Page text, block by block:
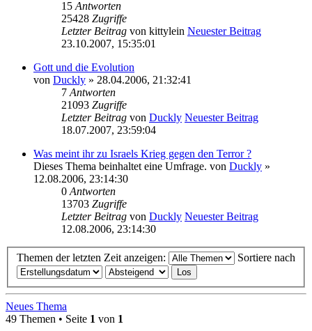
15 Antworten
25428 Zugriffe
Letzter Beitrag von kittylein Neuester Beitrag
23.10.2007, 15:35:01
Gott und die Evolution
von Duckly » 28.04.2006, 21:32:41
7 Antworten
21093 Zugriffe
Letzter Beitrag von Duckly Neuester Beitrag
18.07.2007, 23:59:04
Was meint ihr zu Israels Krieg gegen den Terror ?
Dieses Thema beinhaltet eine Umfrage. von Duckly »
12.08.2006, 23:14:30
0 Antworten
13703 Zugriffe
Letzter Beitrag von Duckly Neuester Beitrag
12.08.2006, 23:14:30
Themen der letzten Zeit anzeigen: Sortiere nach
Neues Thema
49 Themen • Seite 1 von 1